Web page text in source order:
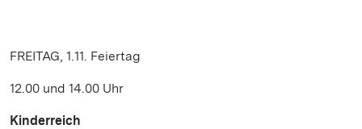
FREITAG, 1.11. Feiertag
12.00 und 14.00 Uhr
Kinderreich